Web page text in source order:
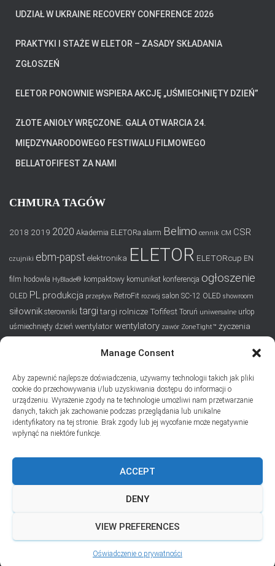
Manage Consent
Aby zapewnić najlepsze doświadczenia, używamy technologii takich jak pliki
cookie do przechowywania i/lub uzyskiwania dostępu do informacji o
urządzeniu. Wyrażenie zgody na te technologie umożliwi nam przetwarzanie
danych, takich jak zachowanie podczas przeglądania lub unikalne
identyfikatory na tej stronie. Brak zgody lub jej wycofanie może negatywnie
wpłynąć na niektóre funkcje.
ACCEPT
DENY
VIEW PREFERENCES
Oświadczenie o prywatności
UDZIAŁ W UKRAINE RECOVERY CONFERENCE 2026
PRAKTYKI I STAŻE W ELETOR – ZASADY SKŁADANIA
ZGŁOSZEŃ
ELETOR PONOWNIE WSPIERA AKCJĘ „UŚMIECHNIĘTY DZIEŃ”
ZŁOTE ANIOŁY WRĘCZONE. GALA OTWARCIA 24.
MIĘDZYNARODOWEGO FESTIWALU FILMOWEGO
BELLATOFIFEST ZA NAMI
CHMURA TAGÓW
2018 2019 2020 Akademia ELETORa alarm Belimo cennik CM CSR
czujniki ebm-papst elektronika ELETOR ELETORcup EN
film hodowla HyBlade® kompaktowy komunikat konferencja ogłoszenie
OLED PL produkcja przepływ RetroFit rozwój salon SC-12 OLED showroom
siłownik sterowniki targi targi rolniczeTofifest Toruń uniwersalne urlop
uśmiechnięty dzień wentylatorwentylatory zawór ZoneTight™ życzenia
Dodaj swój adres e-mail, jeśli chciał(a)byś otrzymywać informacje
o nowych wpisach na blogu
Email
Hestia | Stworzone przezThemeIsle
Prywatność i pliki ciasteczka: Ta witryna używa plików ciasteczek.
Kontynuując korzystanie z tej witryny, wyrażasz zgodę na ich używanie.